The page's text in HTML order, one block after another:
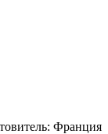
Франция